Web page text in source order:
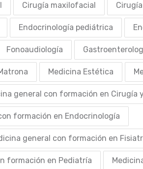
Cirugía maxilofacial
Endocrinología pediátrica
Fonoaudiología
Medicina Estética
general con formación en Cirugía
formación en Endocrinología
general con formación en
formación en Pediatría